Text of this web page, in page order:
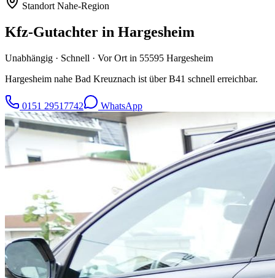
Standort Nahe-Region
Kfz-Gutachter in Hargesheim
Unabhängig · Schnell · Vor Ort in 55595 Hargesheim
Hargesheim nahe Bad Kreuznach ist über B41 schnell erreichbar.
0151 29517742 WhatsApp